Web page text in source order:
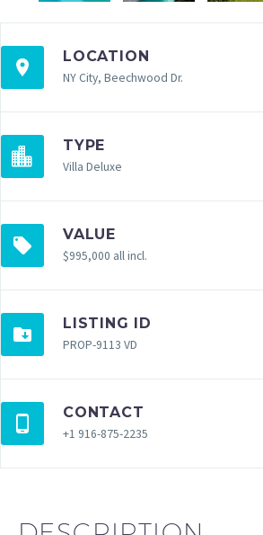
LOCATION
NY City, Beechwood Dr.
TYPE
Villa Deluxe
VALUE
$995,000 all incl.
LISTING ID
PROP-9113 VD
CONTACT
+1 916-875-2235